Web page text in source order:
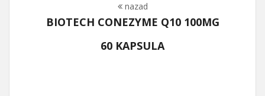
nazad
BIOTECH CONEZYME Q10 100MG
60 KAPSULA